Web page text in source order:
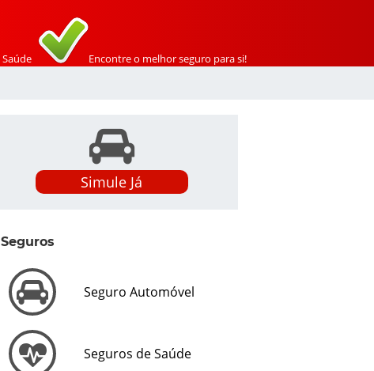
Encontre o melhor seguro para si!
Saúde
Simule Já
Seguros
Seguro Automóvel
Seguros de Saúde